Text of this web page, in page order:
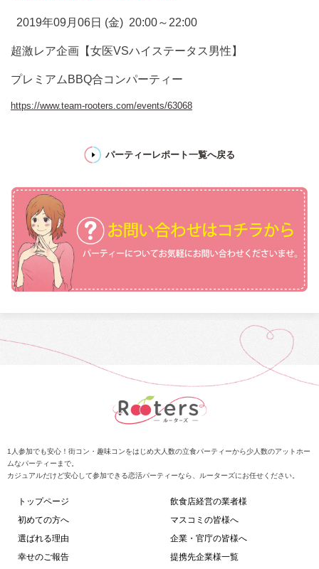
2019年09月06日 (金) 20:00～22:00
超激レア企画【女医VSハイステータス男性】
プレミアムBBQ合コンパーティー
https://www.team-rooters.com/events/63068
パーティーレポート一覧へ戻る
1人参加でも安心！街コン・趣味コンをはじめ大人数の立食パーティーから少人数のアットホー
ムなパーティーまで。
カジュアルだけど安心して参加できる恋活パーティーなら、ルーターズにお任せください。
トップページ
初めての方へ
選ばれる理由
幸せのご報告
飲食店経営の業者様
マスコミの皆様へ
企業・官庁の皆様へ
提携先企業様一覧